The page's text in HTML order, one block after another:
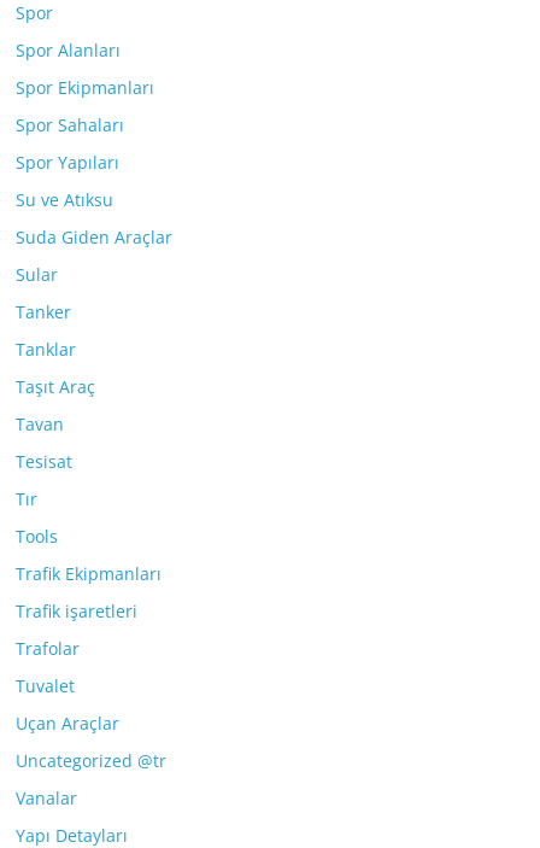
Spor
Spor Alanları
Spor Ekipmanları
Spor Sahaları
Spor Yapıları
Su ve Atıksu
Suda Giden Araçlar
Sular
Tanker
Tanklar
Taşıt Araç
Tavan
Tesisat
Tır
Tools
Trafik Ekipmanları
Trafik işaretleri
Trafolar
Tuvalet
Uçan Araçlar
Uncategorized @tr
Vanalar
Yapı Detayları